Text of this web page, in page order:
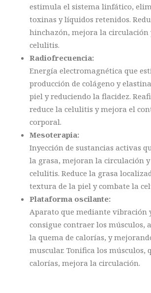
estimula el sistema linfático,
toxinas y líquidos retenidos.
hinchazón, mejora la circulación
celulitis.
Radiofrecuencia:
Energía electromagnética que
producción de colágeno y
piel y reduciendo la flacidez.
reduce la celulitis y mejora el
corporal.
Mesoterapia:
Inyección de sustancias activas
la grasa, mejoran la circulación
celulitis. Reduce la grasa
textura de la piel y combate la
Plataforma oscilante:
Aparato que mediante vibración
consigue contraer los músculos,
la quema de calorías, y
muscular. Tonifica los músculos,
calorías, mejora la circulación.